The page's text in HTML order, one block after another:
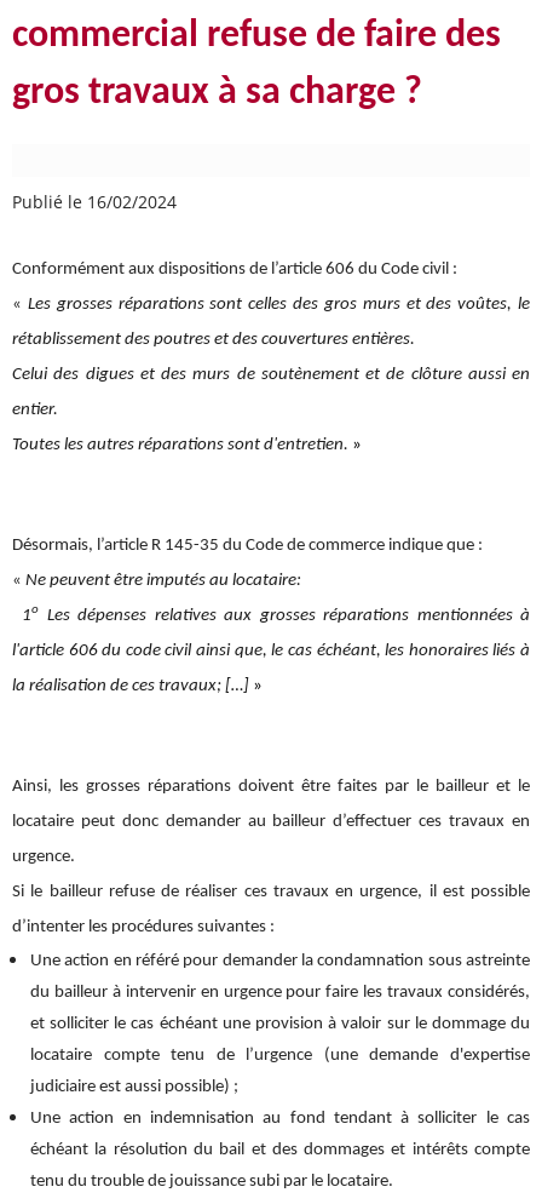
commercial refuse de faire des
gros travaux à sa charge ?
Publié le 16/02/2024
Conformément aux dispositions de l’article 606 du Code civil :
« Les grosses réparations sont celles des gros murs et des voûtes, le
rétablissement des poutres et des couvertures entières.
Celui des digues et des murs de soutènement et de clôture aussi en
entier.
Toutes les autres réparations sont d'entretien. »
Désormais, l’article R 145-35 du Code de commerce indique que :
« Ne peuvent être imputés au locataire:
1o
Les dépenses relatives aux grosses réparations mentionnées à
l'article 606 du code civil ainsi que, le cas échéant, les honoraires liés à
la réalisation de ces travaux; […] »
Ainsi, les grosses réparations doivent être faites par le bailleur et le
locataire peut donc demander au bailleur d’effectuer ces travaux en
urgence.
Si le bailleur refuse de réaliser ces travaux en urgence, il est possible
d’intenter les procédures suivantes :
Une action en référé pour demander la condamnation sous astreinte
du bailleur à intervenir en urgence pour faire les travaux considérés,
et solliciter le cas échéant une provision à valoir sur le dommage du
locataire compte tenu de l’urgence (une demande d'expertise
judiciaire est aussi possible) ;
Une action en indemnisation au fond tendant à solliciter le cas
échéant la résolution du bail et des dommages et intérêts compte
tenu du trouble de jouissance subi par le locataire.